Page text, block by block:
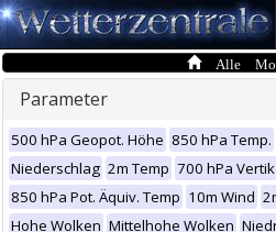
Alle
Parameter
500 hPa Geopot. Höhe 850 hPa Temp.
Niederschlag 2m Temp 700 hPa
850 hPa Pot. Äquiv. Temp 10m Wind
Hohe Wolken Mittelhohe Wolken